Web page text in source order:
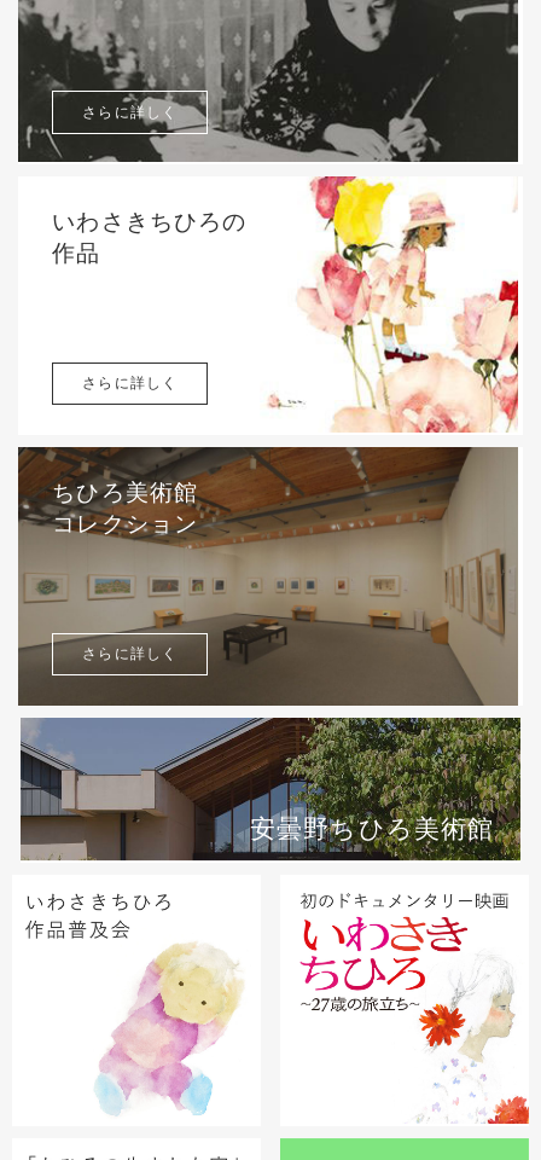
さらに詳しく
いわさきちひろの
作品
さらに詳しく
ちひろ美術館
コレクション
さらに詳しく
安曇野ちひろ美術館